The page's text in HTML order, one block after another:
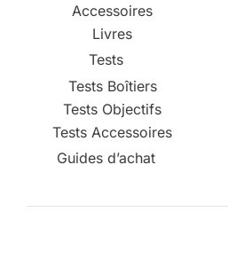
Accessoires
Livres
Tests
Tests Boîtiers
Tests Objectifs
Tests Accessoires
Guides d’achat